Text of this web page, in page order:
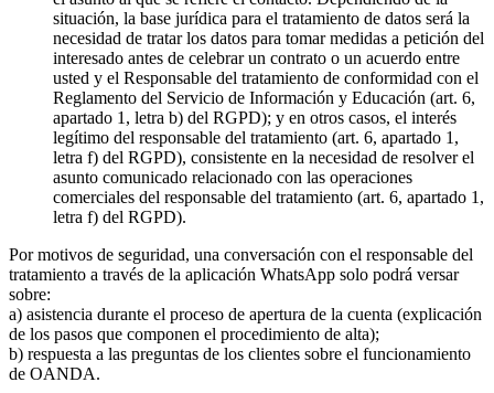
situación, la base jurídica para el tratamiento de datos será la
necesidad de tratar los datos para tomar medidas a petición del
interesado antes de celebrar un contrato o un acuerdo entre
usted y el Responsable del tratamiento de conformidad con el
Reglamento del Servicio de Información y Educación (art. 6,
apartado 1, letra b) del RGPD); y en otros casos, el interés
legítimo del responsable del tratamiento (art. 6, apartado 1,
letra f) del RGPD), consistente en la necesidad de resolver el
asunto comunicado relacionado con las operaciones
comerciales del responsable del tratamiento (art. 6, apartado 1,
letra f) del RGPD).
Por motivos de seguridad, una conversación con el responsable del
tratamiento a través de la aplicación WhatsApp solo podrá versar
sobre:
a) asistencia durante el proceso de apertura de la cuenta (explicación
de los pasos que componen el procedimiento de alta);
b) respuesta a las preguntas de los clientes sobre el funcionamiento
de OANDA.